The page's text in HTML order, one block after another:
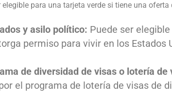
elegible para una tarjeta verde si tiene una
y asilo político: Puede ser
permiso para vivir en los Estados
de diversidad de visas o lotería de
el programa de lotería de visas de